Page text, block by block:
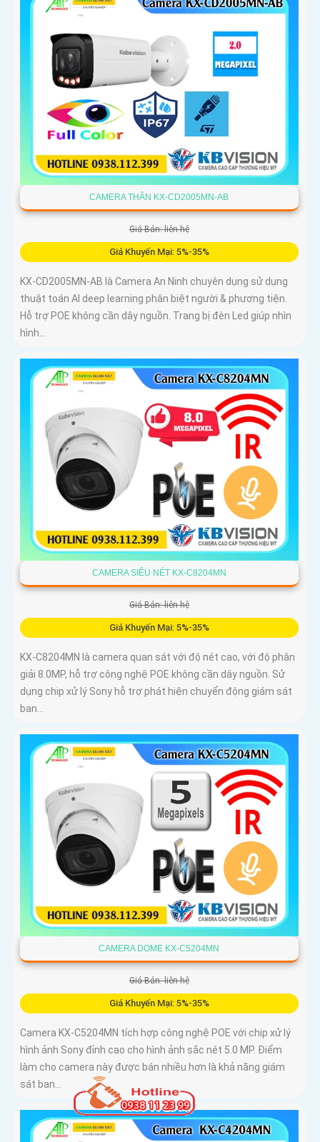
CAMERA THÂN KX-CD2005MN-AB
Giá Bán: liên hệ
Giá Khuyến Mại: 5%-35%
KX-CD2005MN-AB là Camera An Ninh chuyên dụng sử dụng
thuật toán AI deep learning phân biệt người & phương tiện.
Hỗ trợ POE không cần dây nguồn. Trang bị đèn Led giúp nhìn
hình...
CAMERA SIÊU NÉT KX-C8204MN
Giá Bán: liên hệ
Giá Khuyến Mại: 5%-35%
KX-C8204MN là camera quan sát với độ nét cao, với độ phân
giải 8.0MP, hỗ trợ công nghệ POE không cần dây nguồn. Sử
dụng chip xử lý Sony hỗ trợ phát hiện chuyển động giám sát
ban...
CAMERA DOME KX-C5204MN
Giá Bán: liên hệ
Giá Khuyến Mại: 5%-35%
Camera KX-C5204MN tích hợp công nghệ POE với chip xử lý
hình ảnh Sony đỉnh cao cho hình ảnh sắc nét 5.0 MP. Điểm
làm cho camera này được bán nhiều hơn là khả năng giám
sát ban...